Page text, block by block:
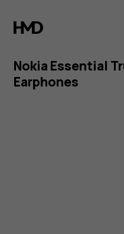
Nokia
Essential
True
Nokia Essential
Earphones